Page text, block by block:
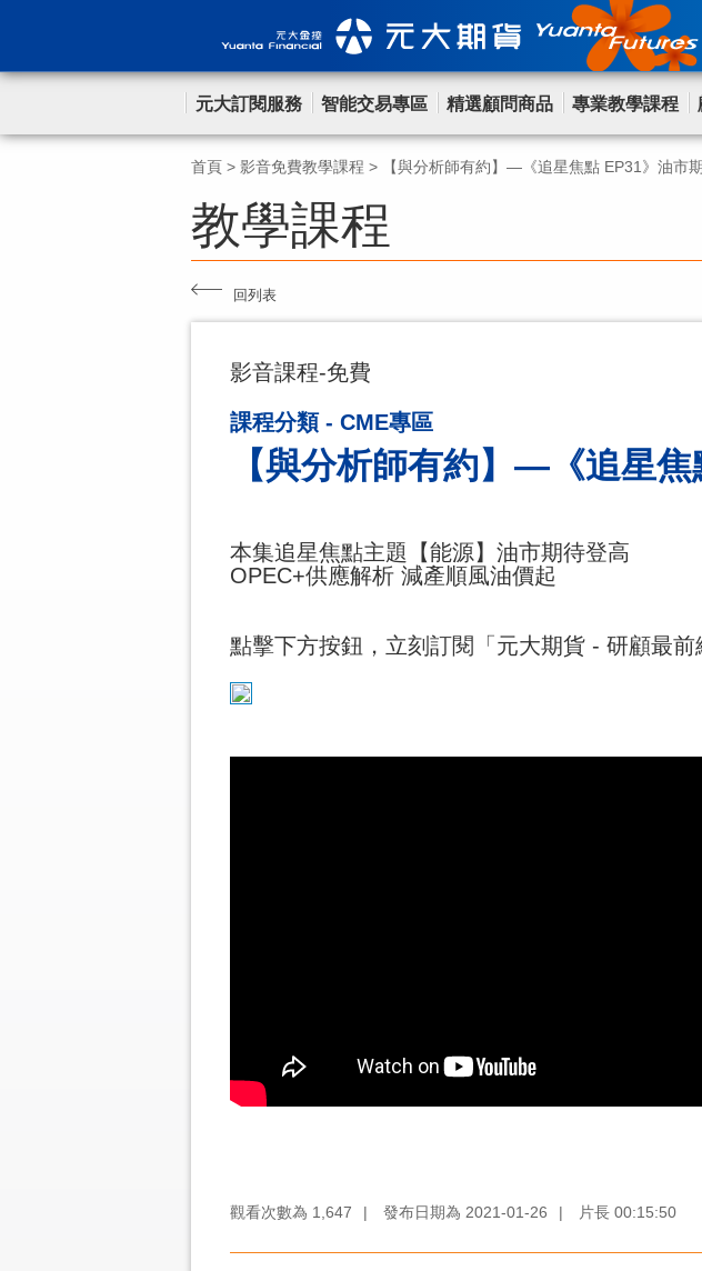
元大訂閱服務 智能交易專區 精選顧問商品 專業教學課程
首頁 > 影音免費教學課程 > 【與分析師有約】—《追星焦點 EP31》油市
教學課程
回列表
影音課程-免費
課程分類 - CME專區
【與分析師有約】—《追星
本集追星焦點主題【能源】油市期待登高
OPEC+供應解析 減產順風油價起
點擊下方按鈕，立刻訂閱「元大期貨 - 研顧最前
觀看次數為 1,647 | 發布日期為 2021-01-26 | 片長 00:15:50